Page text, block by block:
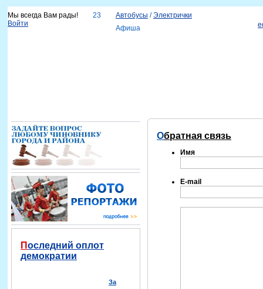
Мы всегда Вам рады!
Войти
23 Автобусы /Электрички
Афиша
Последний оплот
демократии
За
Обратная связь
Имя
E-mail